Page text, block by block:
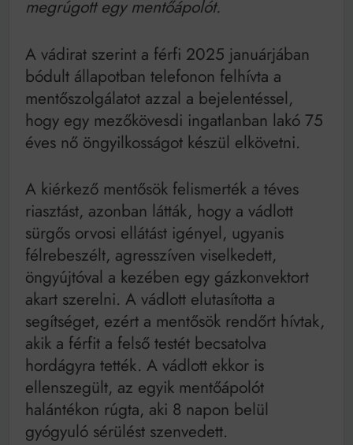
Mindenki a világot akarja uralni – de nem csak a 80-
as években
működik, ha jól van felújítva
megrúgott egy mentőápolót.
A vádirat szerint a férfi 2025 januárjában
bódult állapotban telefonon felhívta a
mentőszolgálatot azzal a bejelentéssel,
hogy egy mezőkövesdi ingatlanban lakó 75
éves nő öngyilkosságot készül elkövetni.
A kiérkező mentősök felismerték a téves
riasztást, azonban látták, hogy a vádlott
sürgős orvosi ellátást igényel, ugyanis
félrebeszélt, agresszíven viselkedett,
öngyújtóval a kezében egy gázkonvektort
akart szerelni. A vádlott elutasította a
segítséget, ezért a mentősök rendőrt hívtak,
akik a férfit a felső testét becsatolva
hordágyra tették. A vádlott ekkor is
ellenszegült, az egyik mentőápolót
halántékon rúgta, aki 8 napon belül
gyógyuló sérülést szenvedett.